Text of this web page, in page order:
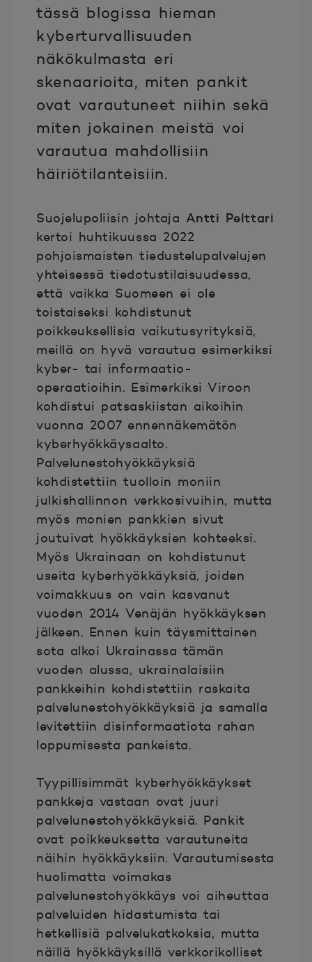
tässä blogissa hieman
kyberturvallisuuden
näkökulmasta eri
skenaarioita, miten pankit
ovat varautuneet niihin sekä
miten jokainen meistä voi
varautua mahdollisiin
häiriötilanteisiin.
Suojelupoliisin johtaja Antti Pelttari
kertoi huhtikuussa 2022
pohjoismaisten tiedustelupalvelujen
yhteisessä tiedotustilaisuudessa,
että vaikka Suomeen ei ole
toistaiseksi kohdistunut
poikkeuksellisia vaikutusyrityksiä,
meillä on hyvä varautua esimerkiksi
kyber- tai informaatio-
operaatioihin. Esimerkiksi Viroon
kohdistui patsaskiistan aikoihin
vuonna 2007 ennennäkemätön
kyberhyökkäysaalto.
Palvelunestohyökkäyksiä
kohdistettiin tuolloin moniin
julkishallinnon verkkosivuihin, mutta
myös monien pankkien sivut
joutuivat hyökkäyksien kohteeksi.
Myös Ukrainaan on kohdistunut
useita kyberhyökkäyksiä, joiden
voimakkuus on vain kasvanut
vuoden 2014 Venäjän hyökkäyksen
jälkeen. Ennen kuin täysmittainen
sota alkoi Ukrainassa tämän
vuoden alussa, ukrainalaisiin
pankkeihin kohdistettiin raskaita
palvelunestohyökkäyksiä ja samalla
levitettiin disinformaatiota rahan
loppumisesta pankeista.
Tyypillisimmät kyberhyökkäykset
pankkeja vastaan ovat juuri
palvelunestohyökkäyksiä. Pankit
ovat poikkeuksetta varautuneita
näihin hyökkäyksiin. Varautumisesta
huolimatta voimakas
palvelunestohyökkäys voi aiheuttaa
palveluiden hidastumista tai
hetkellisiä palvelukatkoksia, mutta
näillä hyökkäyksillä verkkorikolliset